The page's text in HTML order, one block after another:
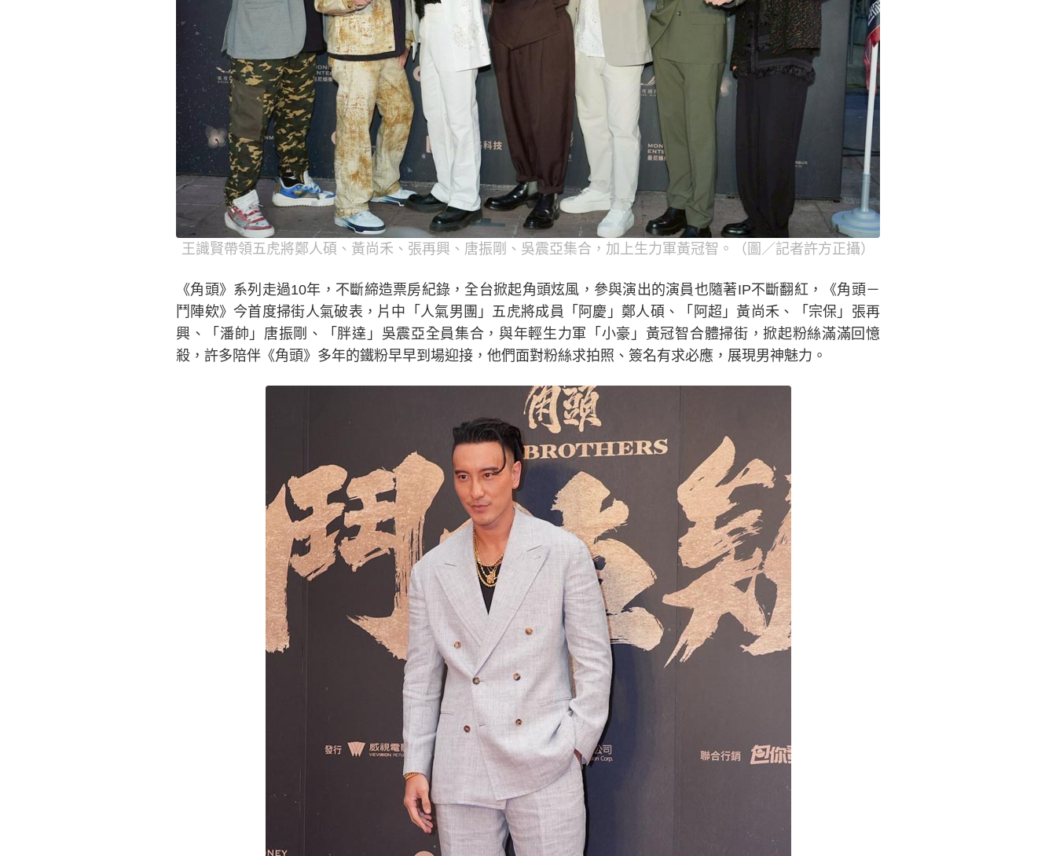
王識賢帶領五虎將鄭人碩、黃尚禾、張再興、唐振剛、吳震亞集合，加上生力軍黃冠智。（圖／記者許方正攝）
《角頭》系列走過10年，不斷締造票房紀錄，全台掀起角頭炫風，參與演出的演員也隨著IP不斷翻紅，《角頭－
鬥陣欸》今首度掃街人氣破表，片中「人氣男團」五虎將成員「阿慶」鄭人碩、「阿超」黃尚禾、「宗保」張再
興、「潘帥」唐振剛、「胖達」吳震亞全員集合，與年輕生力軍「小豪」黃冠智合體掃街，掀起粉絲滿滿回憶
殺，許多陪伴《角頭》多年的鐵粉早早到場迎接，他們面對粉絲求拍照、簽名有求必應，展現男神魅力。